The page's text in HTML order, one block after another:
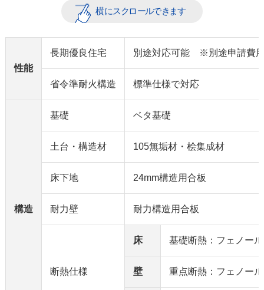
性能
長期優良住宅 別途対応可能 ※別途申請費
省令準耐火構造 標準仕様で対応
構造
基礎 ベタ基礎
土台・構造材 105無垢材・桧集成材
床下地 24mm構造用合板
耐力壁 耐力構造用合板
断熱仕様
床 基礎断熱：フェノー
壁 重点断熱：フェノー